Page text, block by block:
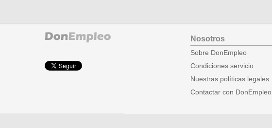
Nosotros
Sobre DonEmpleo
Condiciones servicio
Nuestras políticas legales
Contactar con DonEmpleo